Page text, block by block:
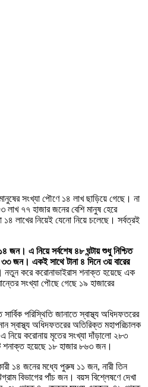
জন। এ নিয়ে সর্বশেষ ৪৮ ঘন্টায় শুধু নিশ্চিত
৩৩ জন। একই সাথে টানা ৪ দিনে ৩য় বারের
নতুন করে করোনাভাইরাস শনাক্ত হয়েছে এক
সংখ্যা পৌছে গেছে ১৯ হাজারের
পরিস্থিতি জানাতে স্বাস্থ্য অধিদফতরের
স্বাস্থ্য অধিদফতরের অতিরিক্ত মহাপরিচালক
নিয়ে করোনায় মৃতের সংখ্যা দাঁড়ালো ২৮৩
হয়েছে ১৮ হাজার ৮৬৩ জন।
১৪ জনের মধ্যে পুরুষ ১১ জন, নারী তিন
বিভাগের পাঁচ জন। বয়স বিশ্লেষণে দেখা